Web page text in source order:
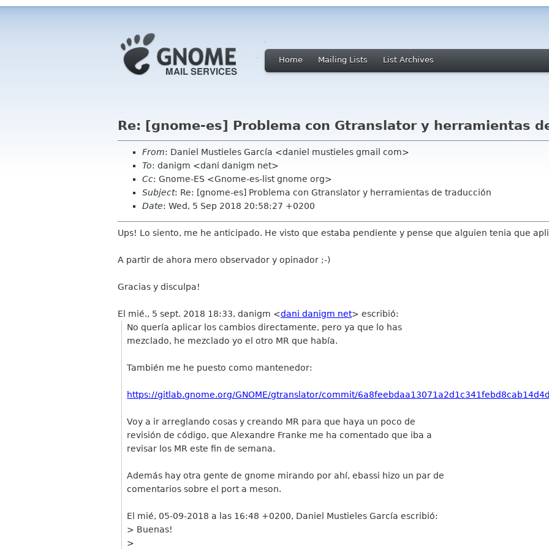
Home Mailing Lists List Archives
Re: [gnome-es] Problema con Gtranslator y herramientas
From: Daniel Mustieles García <daniel mustieles gmail com>
To: danigm <dani danigm net>
Cc: Gnome-ES <Gnome-es-list gnome org>
Subject: Re: [gnome-es] Problema con Gtranslator y herramientas de traducción
Date: Wed, 5 Sep 2018 20:58:27 +0200
Ups! Lo siento, me he anticipado. He visto que estaba pendiente y pense que alguien tenia que
A partir de ahora mero observador y opinador ;-)
Gracias y disculpa!
El mié., 5 sept. 2018 18:33, danigm <dani danigm net> escribió:
No quería aplicar los cambios directamente, pero ya que lo has
mezclado, he mezclado yo el otro MR que había.
También me he puesto como mantenedor:
https://gitlab.gnome.org/GNOME/gtranslator/commit/
Voy a ir arreglando cosas y creando MR para que haya un poco de
revisión de código, que Alexandre Franke me ha comentado que iba a
revisar los MR este fin de semana.
Además hay otra gente de gnome mirando por ahí, ebassi hizo un par de
comentarios sobre el port a meson.
El mié, 05-09-2018 a las 16:48 +0200, Daniel Mustieles García escribió:
> Buenas!
>